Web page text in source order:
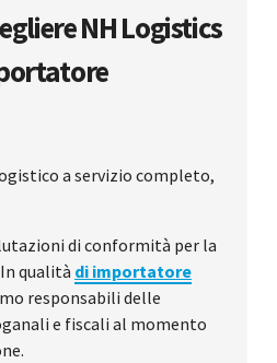
NH Logistics
a servizio completo,
di conformità per la
qualità di importatore
responsabili delle
e fiscali al momento